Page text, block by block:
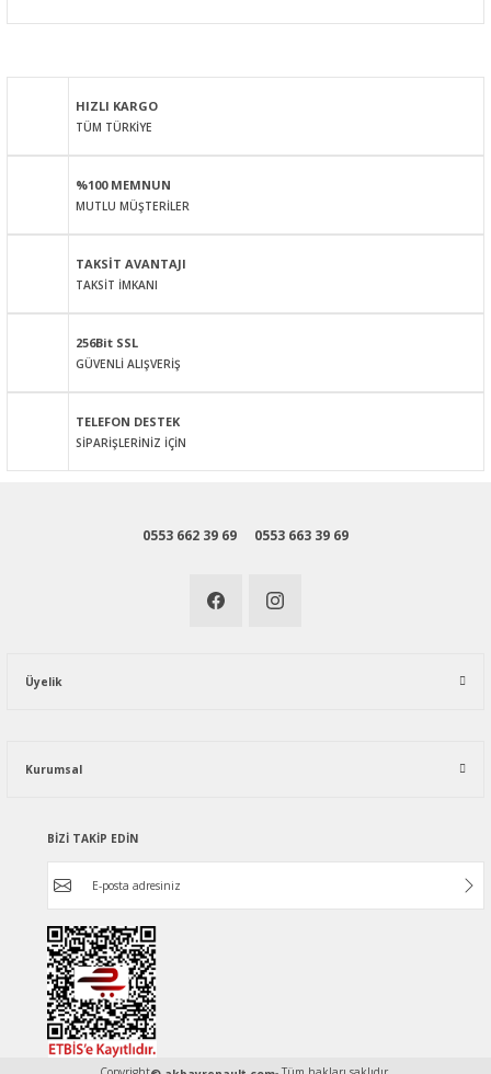
Görüş ve önerileriniz için teşekkür ederiz.
Ürün resmi kalitesiz, bozuk veya görüntülenemiyor.
Ürün bilgilerinde hatalar bulunuyor.
Bu ürüne benzer farklı alternatifler olmalı.
HIZLI KARGO
TÜM TÜRKİYE
%100 MEMNUN
MUTLU MÜŞTERİLER
TAKSİT AVANTAJI
TAKSİT İMKANI
256Bit SSL
GÜVENLİ ALIŞVERİŞ
TELEFON DESTEK
SİPARİŞLERİNİZ İÇİN
0553 662 39 69 0553 663 39 69
Üyelik
Kurumsal
BİZİ TAKİP EDİN